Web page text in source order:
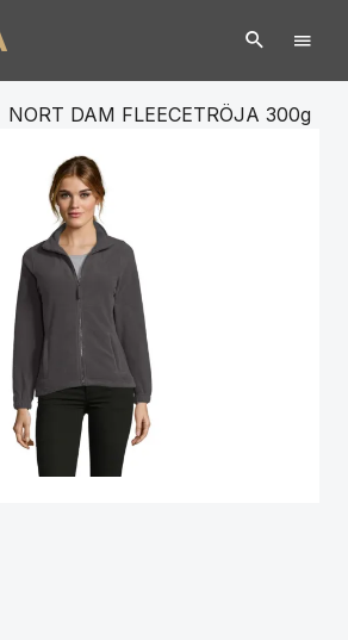
NORT DAM FLEECETRÖJA 300g